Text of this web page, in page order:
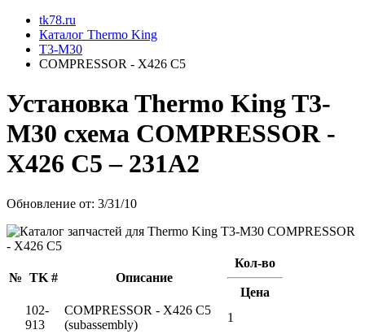
tk78.ru
Каталог Thermo King
T3-M30
COMPRESSOR - X426 C5
Установкa Thermo KingT3-
M30 схема COMPRESSOR -
X426 C5 – 231A2
Обновление от: 3/31/10
№ TK # Описание
Кол-во
Цена
102-
913
COMPRESSOR - X426 C5
(subassembly)
1